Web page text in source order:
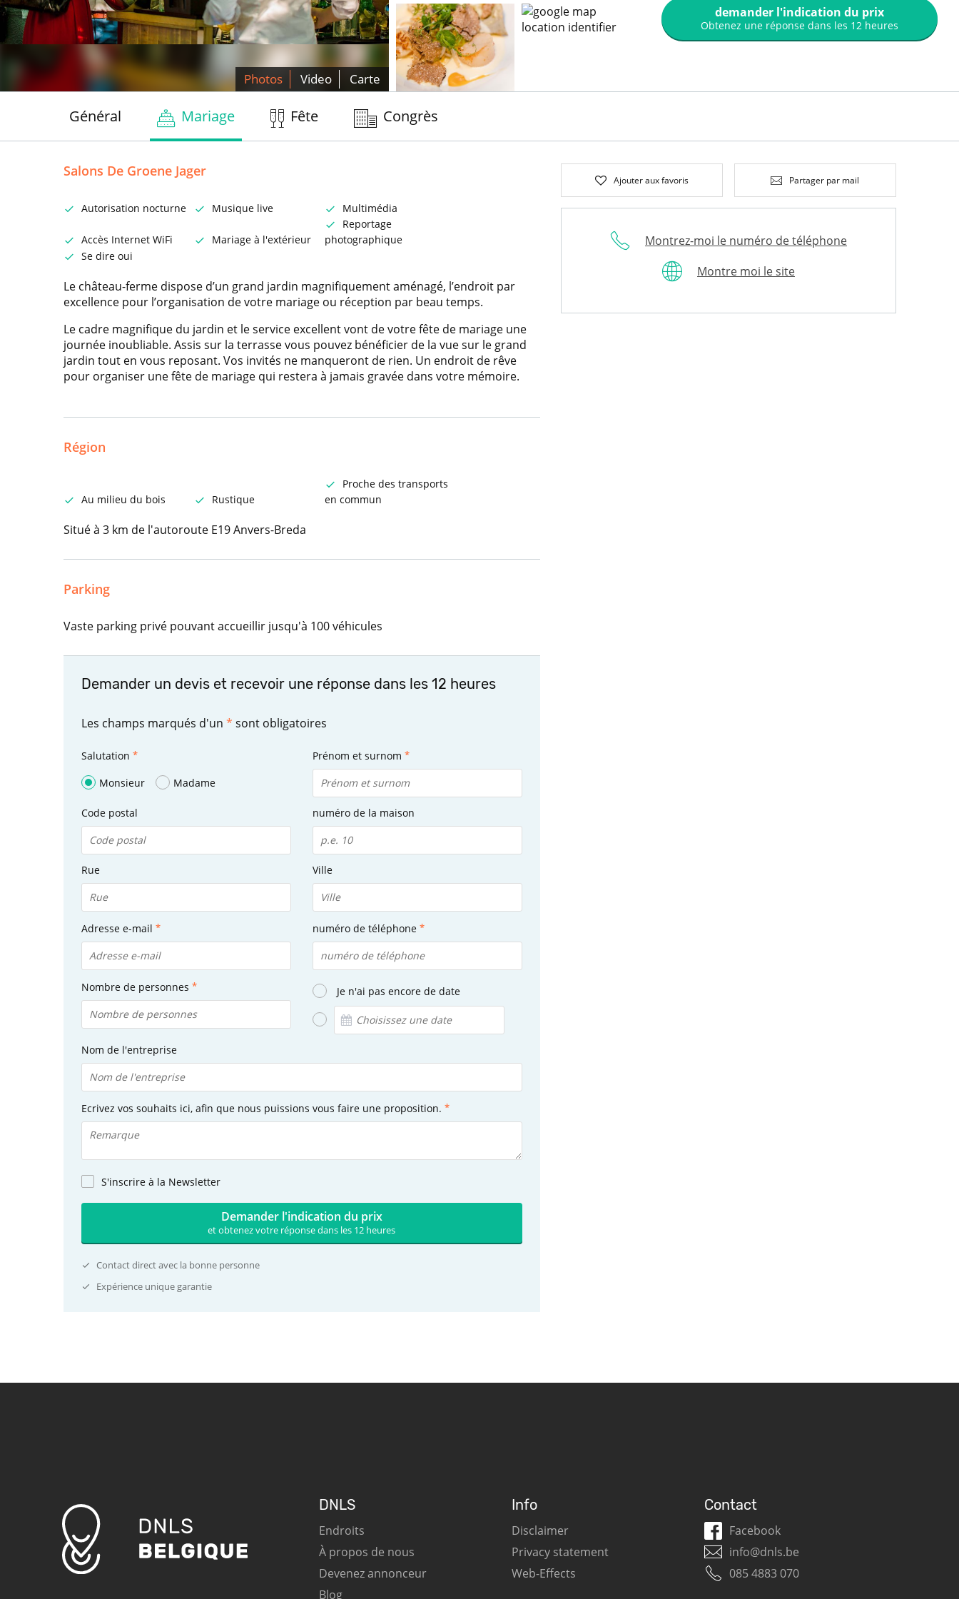
Photos Video Carte
demander l'indication du prix
Obtenez une réponse dans les 12 heures
Général Mariage Fête Congrès
Salons De Groene Jager
Autorisation nocturne Musique live Multimédia
Accès Internet WiFi Mariage à l'extérieur
Reportage
photographique
Se dire oui
Le château-ferme dispose d’un grand jardin magnifiquement aménagé, l’endroit par
excellence pour l’organisation de votre mariage ou réception par beau temps.
Le cadre magnifique du jardin et le service excellent vont de votre fête de mariage une
journée inoubliable. Assis sur la terrasse vous pouvez bénéficier de la vue sur le grand
jardin tout en vous reposant. Vos invités ne manqueront de rien. Un endroit de rêve
pour organiser une fête de mariage qui restera à jamais gravée dans votre mémoire.
Région
Au milieu du bois Rustique
Proche des transports
en commun
Situé à 3 km de l'autoroute E19 Anvers-Breda
Parking
Vaste parking privé pouvant accueillir jusqu'à 100 véhicules
Demander un devis et recevoir une réponse dans les 12 heures
Les champs marqués d'un * sont obligatoires
Salutation
Monsieur
Madame
Prénom et surnom
Code postal numéro de la maison
Rue Ville
Adresse e-mail numéro de téléphone
Nombre de personnes Je n'ai pas encore de date
Nom de l'entreprise
Ecrivez vos souhaits ici, afin que nous puissions vous faire une proposition.
S'inscrire à la Newsletter
Demander l'indication du prix
et obtenez votre réponse dans les 12 heures
Contact direct avec la bonne personne
Expérience unique garantie
Ajouter aux favoris Partager par mail
Montrez-moi le numéro de téléphone
Montre moi le site
DNLS
Endroits
À propos de nous
Devenez annonceur
Blog
Info
Disclaimer
Privacy statement
Web-Effects
Contact
Facebook
info@dnls.be
085 4883 070